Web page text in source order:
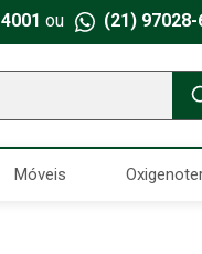
ou (21) 97028-
Móveis